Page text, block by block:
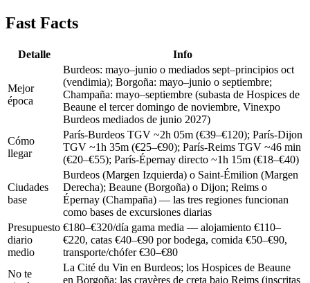
Fast Facts
Detalle Info
Mejor
época
Burdeos: mayo–junio o mediados sept–principios oct
(vendimia); Borgoña: mayo–junio o septiembre;
Champaña: mayo–septiembre (subasta de Hospices de
Beaune el tercer domingo de noviembre, Vinexpo
Burdeos mediados de junio 2027)
Cómo
llegar
París-Burdeos TGV ~2h 05m (€39–€120); París-Dijon
TGV ~1h 35m (€25–€90); París-Reims TGV ~46 min
(€20–€55); París-Épernay directo ~1h 15m (€18–€40)
Ciudades
base
Burdeos (Margen Izquierda) o Saint-Émilion (Margen
Derecha); Beaune (Borgoña) o Dijon; Reims o
Épernay (Champaña) — las tres regiones funcionan
como bases de excursiones diarias
Presupuesto
diario
medio
€180–€320/día gama media — alojamiento €110–
€220, catas €40–€90 por bodega, comida €50–€90,
transporte/chófer €30–€80
No te
La Cité du Vin en Burdeos; los Hospices de Beaune
en Borgoña; las crayères de creta bajo Reims (inscritas